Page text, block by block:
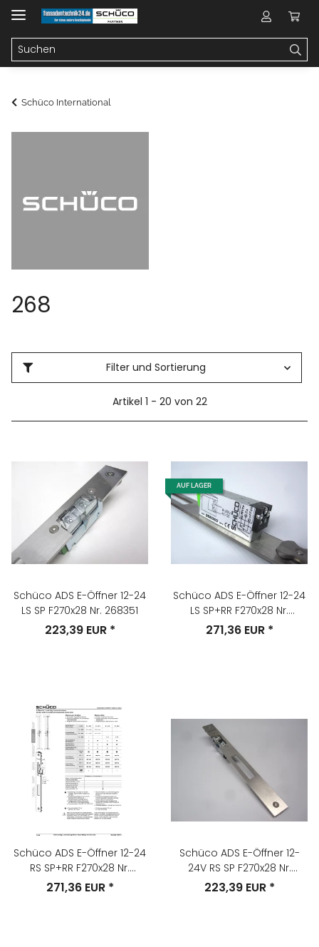
Schüco International
268
Filter und Sortierung
Artikel 1 - 20 von 22
Schüco ADS E-Öffner 12-24
LS SP F270x28 Nr. 268351
223,39 EUR *
AUF LAGER
Schüco ADS E-Öffner 12-24
LS SP+RR F270x28 Nr.
268353
271,36 EUR *
Schüco ADS E-Öffner 12-24
RS SP+RR F270x28 Nr.
268352
271,36 EUR *
Schüco ADS E-Öffner 12-
24V RS SP F270x28 Nr.
268350
223,39 EUR *